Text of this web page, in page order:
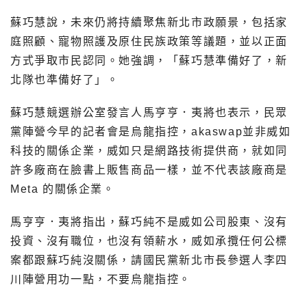
蘇巧慧說，未來仍將持續聚焦新北市政願景，包括家
庭照顧、寵物照護及原住民族政策等議題，並以正面
方式爭取市民認同。她強調，「蘇巧慧準備好了，新
北隊也準備好了」。
蘇巧慧競選辦公室發言人馬亨亨．夷將也表示，民眾
黨陣營今早的記者會是烏龍指控，akaswap並非威如
科技的關係企業，威如只是網路技術提供商，就如同
許多廠商在臉書上販售商品一樣，並不代表該廠商是
Meta 的關係企業。
馬亨亨．夷將指出，蘇巧純不是威如公司股東、沒有
投資、沒有職位，也沒有領薪水，威如承攬任何公標
案都跟蘇巧純沒關係，請國民黨新北市長參選人李四
川陣營用功一點，不要烏龍指控。